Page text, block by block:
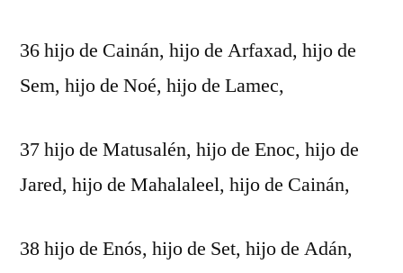
36 hijo de Cainán, hijo de Arfaxad, hijo de
Sem, hijo de Noé, hijo de Lamec,
37 hijo de Matusalén, hijo de Enoc, hijo de
Jared, hijo de Mahalaleel, hijo de Cainán,
38 hijo de Enós, hijo de Set, hijo de Adán,